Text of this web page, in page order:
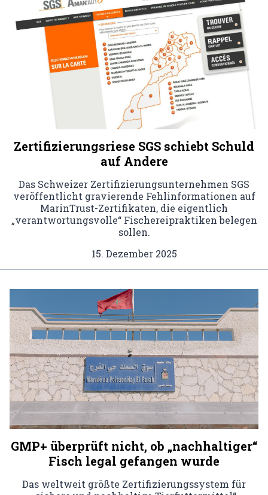
Zertifizierungsriese SGS schiebt Schuld
auf Andere
Das Schweizer Zertifizierungsunternehmen SGS
veröffentlicht gravierende Fehlinformationen auf
MarinTrust-Zertifikaten, die eigentlich
„verantwortungsvolle“ Fischereipraktiken belegen
sollen.
15. Dezember 2025
GMP+ überprüft nicht, ob „nachhaltiger“
Fisch legal gefangen wurde
Das weltweit größte Zertifizierungssystem für